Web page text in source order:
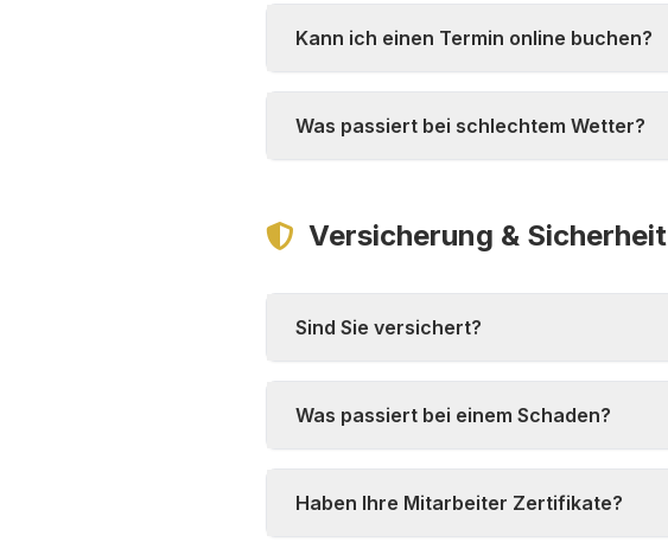
Kann ich einen Termin online buchen?
Was passiert bei schlechtem Wetter?
Versicherung & Sicherheit
Sind Sie versichert?
Was passiert bei einem Schaden?
Haben Ihre Mitarbeiter Zertifikate?